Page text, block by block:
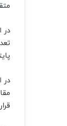
در
در